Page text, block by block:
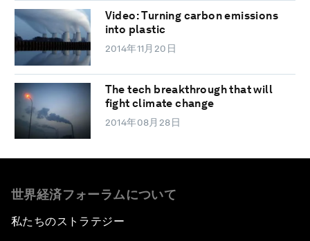
Video: Turning carbon emissions
into plastic
2014年11月20日
The tech breakthrough that will
fight climate change
2014年08月28日
世界経済フォーラムについて
私たちのストラテジー